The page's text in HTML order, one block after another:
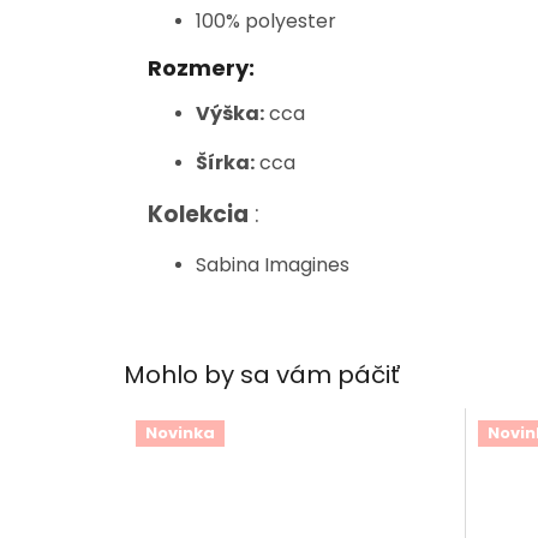
Mohlo by sa vám páčiť
Novinka
100% polyester
Rozmery:
Výška:cca
Šírka:cca
Kolekcia :
Sabina Imagines